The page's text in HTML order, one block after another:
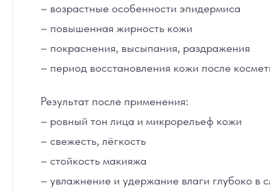
– возрастные особенности эпидермиса
– повышенная жирность кожи
– покраснения, высыпания, раздражения
– период восстановления кожи после
Результат после применения:
– ровный тон лица и микрорельеф кожи
– свежесть, лёгкость
– стойкость макияжа
– увлажнение и удержание влаги глубоко в